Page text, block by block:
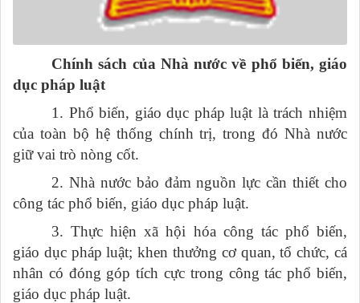
Chính sách của Nhà nước về phổ biến, giáo
dục pháp luật
1. Phổ biến, giáo dục pháp luật là trách nhiệm
của toàn bộ hệ thống chính trị, trong đó Nhà nước
giữ vai trò nòng cốt.
2. Nhà nước bảo đảm nguồn lực cần thiết cho
công tác phổ biến, giáo dục pháp luật.
3. Thực hiện xã hội hóa công tác phổ biến,
giáo dục pháp luật; khen thưởng cơ quan, tổ chức, cá
nhân có đóng góp tích cực trong công tác phổ biến,
giáo dục pháp luật.